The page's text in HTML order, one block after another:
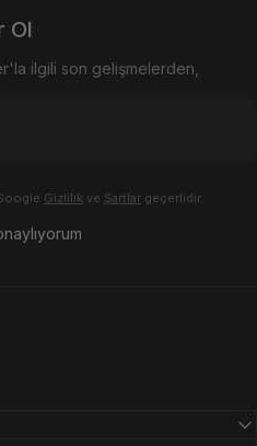
Ol
ilgili son gelişmelerden,
Gizlilik ve Şartlar geçerlidir.